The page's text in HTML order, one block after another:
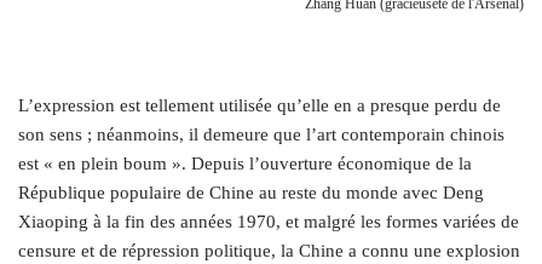
L’expression est tellement utilisée qu’elle en a presque perdu de
son sens ; néanmoins, il demeure que l’art contemporain chinois
est « en plein boum ». Depuis l’ouverture économique de la
République populaire de Chine au reste du monde avec Deng
Xiaoping à la fin des années 1970, et malgré les formes variées de
censure et de répression politique, la Chine a connu une explosion